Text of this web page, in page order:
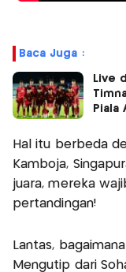
Baca Juga :
Live
Piala
Hal itu berbeda
Kamboja,
juara, mereka
pertandingan!
Lantas,
Mengutip dari